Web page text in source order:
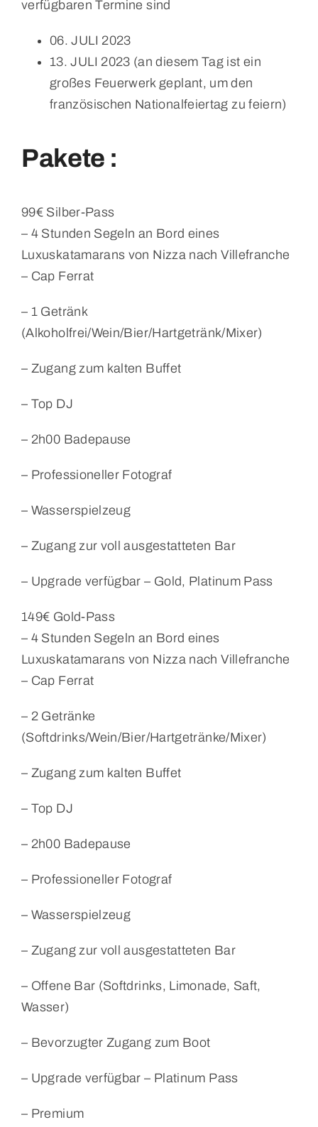
verfügbaren Termine sind
06. JULI 2023
13. JULI 2023 (an diesem Tag ist ein
großes Feuerwerk geplant, um den
französischen Nationalfeiertag zu feiern)
Pakete :
99€ Silber-Pass
– 4 Stunden Segeln an Bord eines
Luxuskatamarans von Nizza nach Villefranche
– Cap Ferrat
– 1 Getränk
(Alkoholfrei/Wein/Bier/Hartgetränk/Mixer)
– Zugang zum kalten Buffet
– Top DJ
– 2h00 Badepause
– Professioneller Fotograf
– Wasserspielzeug
– Zugang zur voll ausgestatteten Bar
– Upgrade verfügbar – Gold, Platinum Pass
149€ Gold-Pass
– 4 Stunden Segeln an Bord eines
Luxuskatamarans von Nizza nach Villefranche
– Cap Ferrat
– 2 Getränke
(Softdrinks/Wein/Bier/Hartgetränke/Mixer)
– Zugang zum kalten Buffet
– Top DJ
– 2h00 Badepause
– Professioneller Fotograf
– Wasserspielzeug
– Zugang zur voll ausgestatteten Bar
– Offene Bar (Softdrinks, Limonade, Saft,
Wasser)
– Bevorzugter Zugang zum Boot
– Upgrade verfügbar – Platinum Pass
– Premium